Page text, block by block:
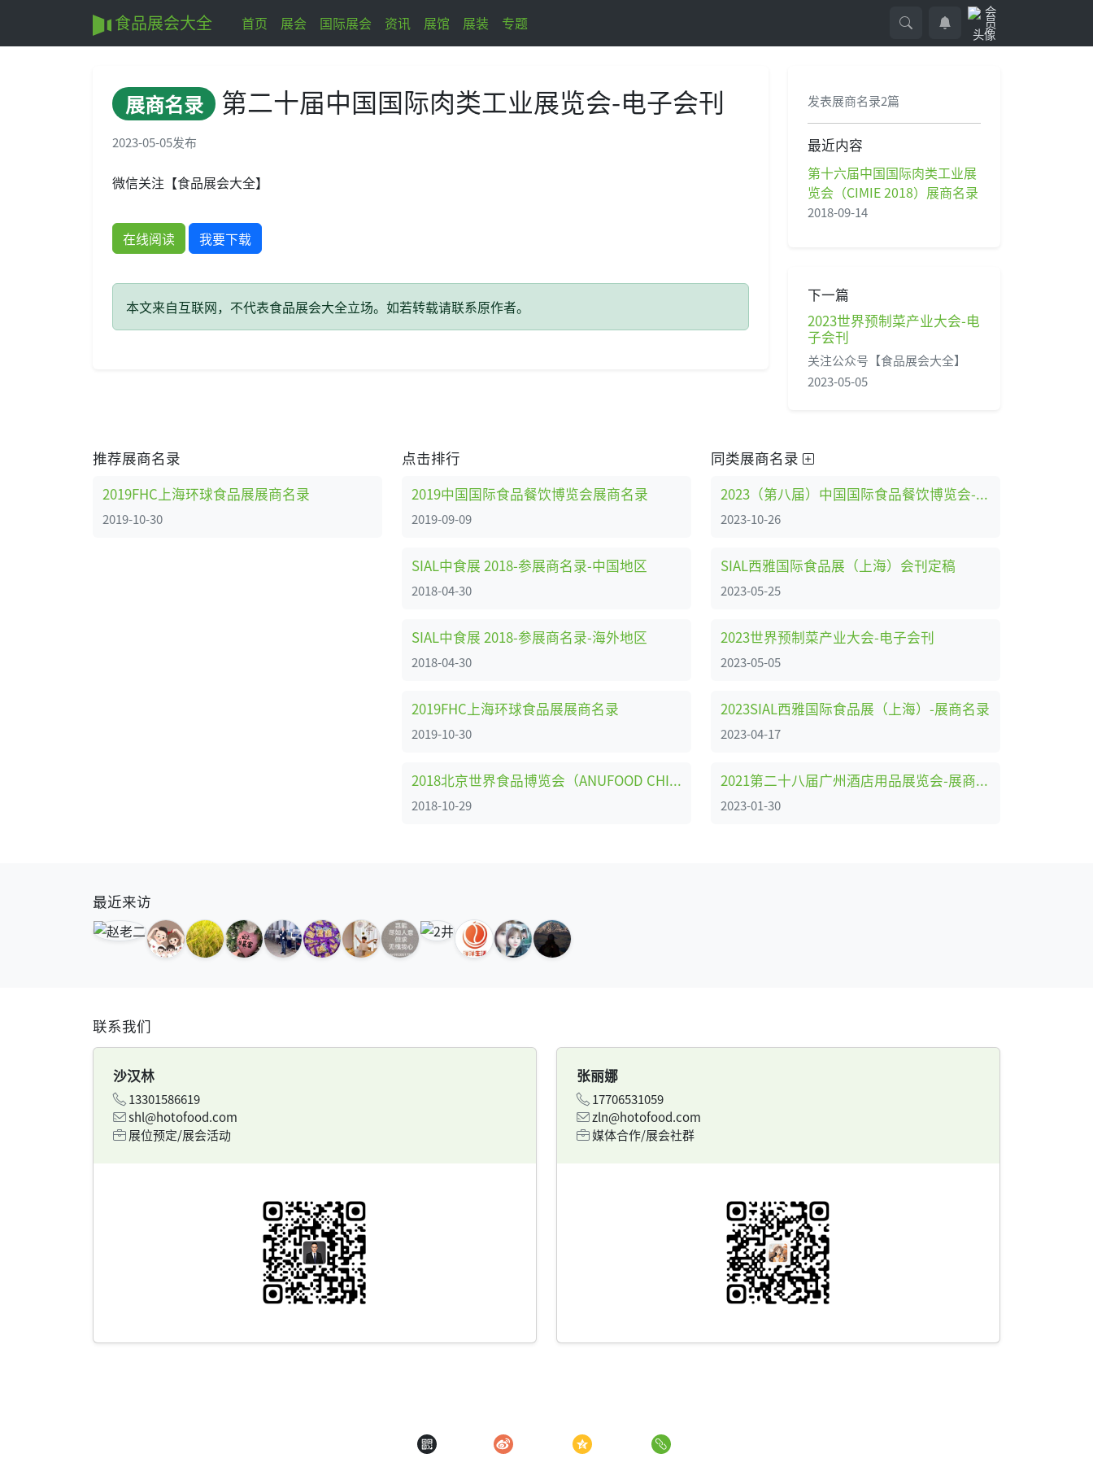
食品展会大全 首页 展会 国际展会 资讯 展馆 展装 专题
展商名录 第二十届中国国际肉类工业展览会-电子会刊
2023-05-05发布
微信关注【食品展会大全】
在线阅读 我要下载
本文来自互联网，不代表食品展会大全立场。如若转载请联系原作者。
发表展商名录2篇
最近内容
第十六届中国国际肉类工业展
览会（CIMIE 2018）展商名录
2018-09-14
下一篇
2023世界预制菜产业大会-电
子会刊
关注公众号【食品展会大全】
2023-05-05
推荐展商名录
2019FHC上海环球食品展展商名录
2019-10-30
点击排行
2019中国国际食品餐饮博览会展商名录
2019-09-09
SIAL中食展 2018-参展商名录-中国地区
2018-04-30
SIAL中食展 2018-参展商名录-海外地区
2018-04-30
2019FHC上海环球食品展展商名录
2019-10-30
2018北京世界食品博览会（ANUFOOD CHINA）
2018-10-29
同类展商名录
2023（第八届）中国国际食品餐饮博览会-电子会刊
2023-10-26
SIAL西雅国际食品展（上海）会刊定稿
2023-05-25
2023世界预制菜产业大会-电子会刊
2023-05-05
2023SIAL西雅国际食品展（上海）-展商名录
2023-04-17
2021第二十八届广州酒店用品展览会-展商名录
2023-01-30
最近来访
联系我们
沙汉林
13301586619
shl@hotofood.com
展位预定/展会活动
张丽娜
17706531059
zln@hotofood.com
媒体合作/展会社群